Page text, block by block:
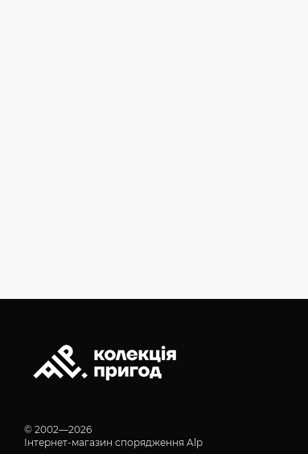
© 2002—2026
Інтернет-магазин спорядження Alp